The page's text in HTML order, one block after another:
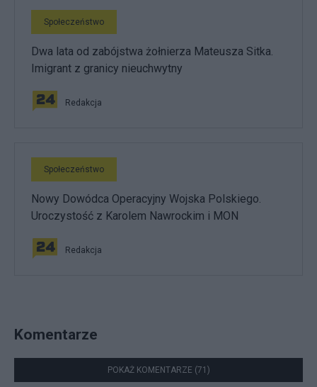
Społeczeństwo
Dwa lata od zabójstwa żołnierza Mateusza Sitka.
Imigrant z granicy nieuchwytny
Redakcja
Społeczeństwo
Nowy Dowódca Operacyjny Wojska Polskiego.
Uroczystość z Karolem Nawrockim i MON
Redakcja
Komentarze
POKAŻ KOMENTARZE (71)